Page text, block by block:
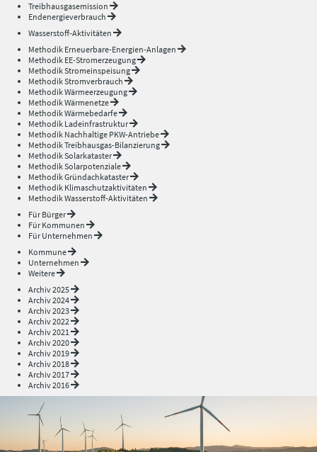
Treibhausgasemission
Endenergieverbrauch
Wasserstoff-Aktivitäten
Methodik Erneuerbare-Energien-Anlagen
Methodik EE-Stromerzeugung
Methodik Stromeinspeisung
Methodik Stromverbrauch
Methodik Wärmeerzeugung
Methodik Wärmenetze
Methodik Wärmebedarfe
Methodik Ladeinfrastruktur
Methodik Nachhaltige PKW-Antriebe
Methodik Treibhausgas-Bilanzierung
Methodik Solarkataster
Methodik Solarpotenziale
Methodik Gründachkataster
Methodik Klimaschutzaktivitäten
Methodik Wasserstoff-Aktivitäten
Für Bürger
Für Kommunen
Für Unternehmen
Kommune
Unternehmen
Weitere
Archiv 2025
Archiv 2024
Archiv 2023
Archiv 2022
Archiv 2021
Archiv 2020
Archiv 2019
Archiv 2018
Archiv 2017
Archiv 2016